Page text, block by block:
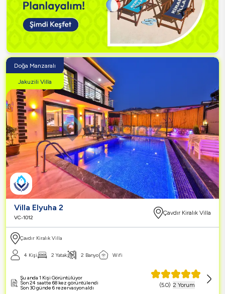
Doğa Manzaralı
Jakuzili Villa
Villa Elyuha 2
VC-1012
Çavdır Kiralık Villa
Çavdır Kiralık Villa
4 Kişi 2 Yatak 2 Banyo Wifi
(5.0) 2 Yorum
Şu anda 1 Kişi Görüntülüyor
Son 24 saatte 68 kez görüntülendi
Son 30 günde 6 rezervasyon aldı